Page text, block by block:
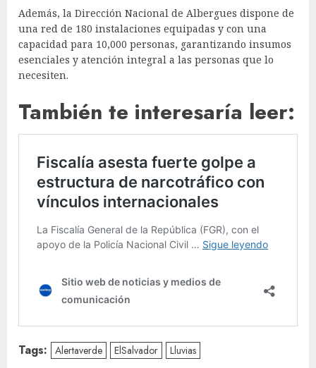
Además, la Dirección Nacional de Albergues dispone de
una red de 180 instalaciones equipadas y con una
capacidad para 10,000 personas, garantizando insumos
esenciales y atención integral a las personas que lo
necesiten.
También te interesaría leer:
Tags: Alertaverde ElSalvador Lluvias